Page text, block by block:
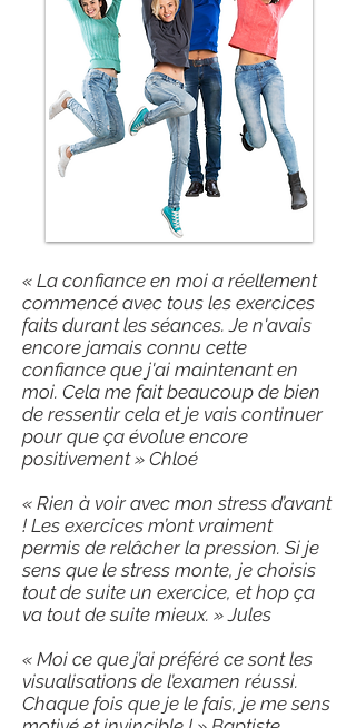
« La confiance en moi a réellement
commencé avec tous les exercices
faits durant les séances. Je n'avais
encore jamais connu cette
confiance que j'ai maintenant en
moi. Cela me fait beaucoup de bien
de ressentir cela et je vais continuer
pour que ça évolue encore
positivement » Chloé
« Rien à voir avec mon stress d’avant
! Les exercices m’ont vraiment
permis de relâcher la pression. Si je
sens que le stress monte, je choisis
tout de suite un exercice, et hop ça
va tout de suite mieux. » Jules
« Moi ce que j’ai préféré ce sont les
visualisations de l’examen réussi.
Chaque fois que je le fais, je me sens